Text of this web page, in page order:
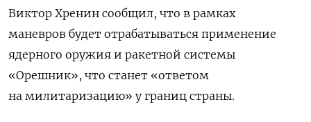
Виктор Хренин сообщил, что в рамках
маневров будет отрабатываться применение
ядерного оружия и ракетной системы
«Орешник», что станет «ответом
на милитаризацию» у границ страны.